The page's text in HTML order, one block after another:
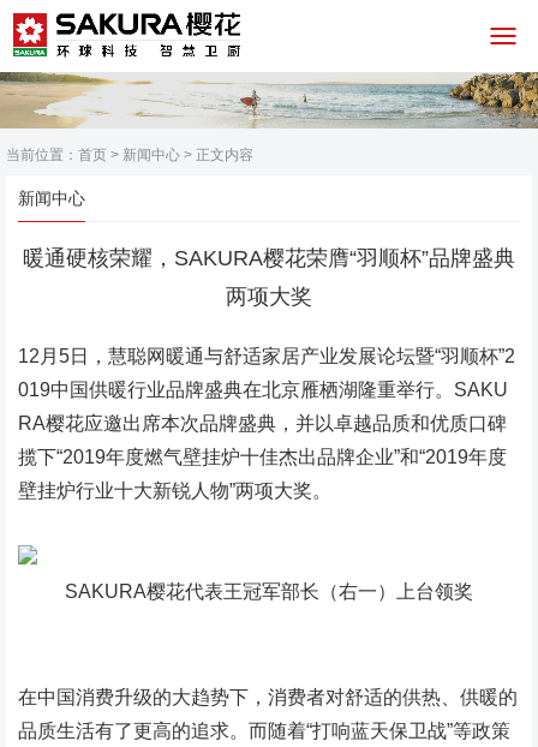
当前位置： 首页 > 新闻中心 > 正文内容
新闻中心
暖通硬核荣耀，SAKURA樱花荣膺“羽顺杯”品牌盛典
两项大奖
12月5日，慧聪网暖通与舒适家居产业发展论坛暨“羽顺杯”2
019中国供暖行业品牌盛典在北京雁栖湖隆重举行。SAKU
RA樱花应邀出席本次品牌盛典，并以卓越品质和优质口碑
揽下“2019年度燃气壁挂炉十佳杰出品牌企业”和“2019年度
壁挂炉行业十大新锐人物”两项大奖。
SAKURA樱花代表王冠军部长（右一）上台领奖
在中国消费升级的大趋势下，消费者对舒适的供热、供暖的
品质生活有了更高的追求。而随着“打响蓝天保卫战”等政策